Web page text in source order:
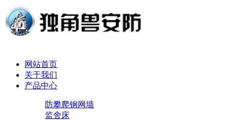
网站首页
关于我们
产品中心
防攀爬钢网墙
监舍床